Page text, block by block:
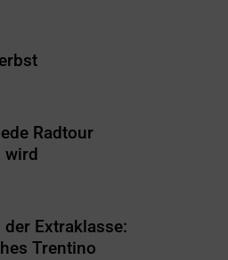
Radtour
wird
Extraklasse:
Trentino